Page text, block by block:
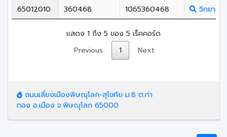
65012010
360468 1065360468 วิทยาศ
แสดง 1 ถึง 5 ของ 5 เร็คคอร์ด
Previous
1 Next
ถนนเลี่ยงเมืองพิษณุโลก-สุโขทัย ม.8 ต.ท่า
ทอง อ.เมือง จ.พิษณุโลก 65000